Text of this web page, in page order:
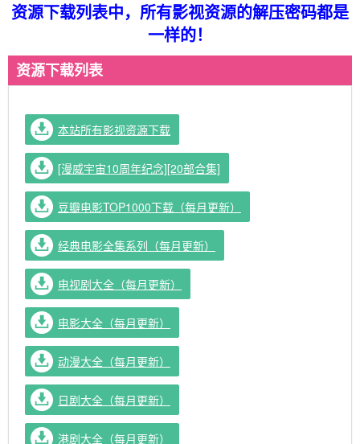
资源下载列表中，所有影视资源的解压密码都是
一样的！
资源下载列表
本站所有影视资源下载
[漫威宇宙10周年纪念][20部合集]
豆瓣电影TOP1000下载（每月更新）
经典电影全集系列（每月更新）
电视剧大全（每月更新）
电影大全（每月更新）
动漫大全（每月更新）
日剧大全（每月更新）
港剧大全（每月更新）